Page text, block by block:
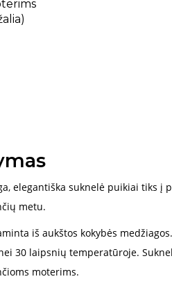
elegantiška suknelė puikiai tiks į
metu.
iš aukštos kokybės
30 laipsnių temperatūroje.
moterims.